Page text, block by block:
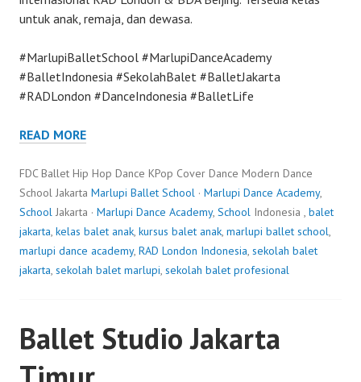
untuk anak, remaja, dan dewasa.
#MarlupiBalletSchool #MarlupiDanceAcademy
#BalletIndonesia #SekolahBalet #BalletJakarta
#RADLondon #DanceIndonesia #BalletLife
READ MORE
FDC Ballet Hip Hop Dance KPop Cover Dance Modern Dance
School Jakarta Marlupi Ballet School · Marlupi Dance Academy,
School Jakarta · Marlupi Dance Academy, School Indonesia , balet
jakarta, kelas balet anak, kursus balet anak, marlupi ballet school,
marlupi dance academy, RAD London Indonesia, sekolah balet
jakarta, sekolah balet marlupi, sekolah balet profesional
Ballet Studio Jakarta